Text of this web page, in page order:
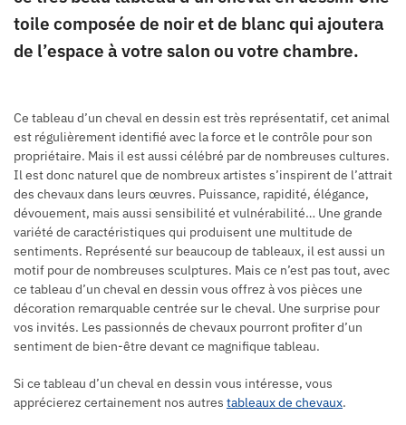
toile composée de noir et de blanc qui ajoutera
de l’espace à votre salon ou votre chambre.
Ce tableau d’un cheval en dessin est très représentatif, cet animal
est régulièrement identifié avec la force et le contrôle pour son
propriétaire. Mais il est aussi célébré par de nombreuses cultures.
Il est donc naturel que de nombreux artistes s’inspirent de l’attrait
des chevaux dans leurs œuvres. Puissance, rapidité, élégance,
dévouement, mais aussi sensibilité et vulnérabilité… Une grande
variété de caractéristiques qui produisent une multitude de
sentiments. Représenté sur beaucoup de tableaux, il est aussi un
motif pour de nombreuses sculptures. Mais ce n’est pas tout, avec
ce tableau d’un cheval en dessin vous offrez à vos pièces une
décoration remarquable centrée sur le cheval. Une surprise pour
vos invités. Les passionnés de chevaux pourront profiter d’un
sentiment de bien-être devant ce magnifique tableau.
Si ce tableau d’un cheval en dessin vous intéresse, vous
apprécierez certainement nos autres tableaux de chevaux.